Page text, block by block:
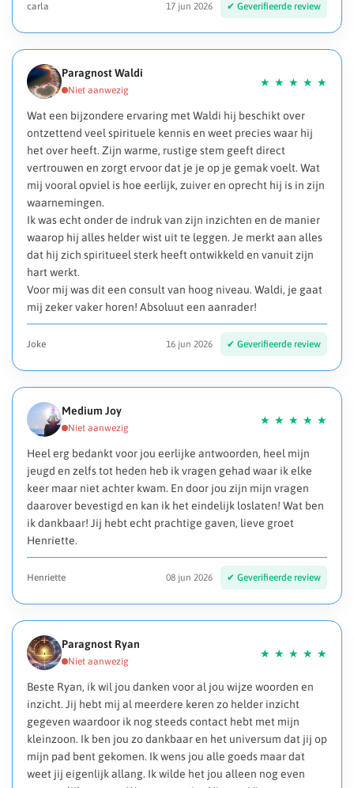
carla 17 jun 2026
Paragnost Waldi
Wat een bijzondere ervaring met Waldi hij beschikt over
ontzettend veel spirituele kennis en weet precies waar hij
het over heeft. Zijn warme, rustige stem geeft direct
vertrouwen en zorgt ervoor dat je je op je gemak voelt. Wat
mij vooral opviel is hoe eerlijk, zuiver en oprecht hij is in zijn
waarnemingen.
Ik was echt onder de indruk van zijn inzichten en de manier
waarop hij alles helder wist uit te leggen. Je merkt aan alles
dat hij zich spiritueel sterk heeft ontwikkeld en vanuit zijn
hart werkt.
Voor mij was dit een consult van hoog niveau. Waldi, je gaat
mij zeker vaker horen! Absoluut een aanrader!
Joke 16 jun 2026
Medium Joy
Heel erg bedankt voor jou eerlijke antwoorden, heel mijn
jeugd en zelfs tot heden heb ik vragen gehad waar ik elke
keer maar niet achter kwam. En door jou zijn mijn vragen
daarover bevestigd en kan ik het eindelijk loslaten! Wat ben
ik dankbaar! Jij hebt echt prachtige gaven, lieve groet
Henriette.
Henriette 08 jun 2026
Paragnost Ryan
Beste Ryan, ik wil jou danken voor al jou wijze woorden en
inzicht. Jij hebt mij al meerdere keren zo helder inzicht
gegeven waardoor ik nog steeds contact hebt met mijn
kleinzoon. Ik ben jou zo dankbaar en het universum dat jij op
mijn pad bent gekomen. Ik wens jou alle goeds maar dat
weet jij eigenlijk allang. Ik wilde het jou alleen nog even